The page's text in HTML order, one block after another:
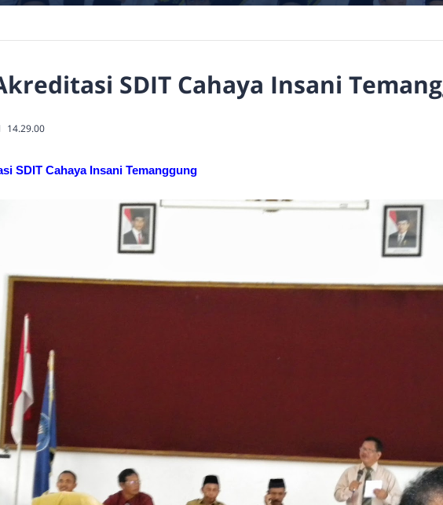
SDIT Cahaya Insani
14.29.00
SDIT Cahaya Insani Temanggung